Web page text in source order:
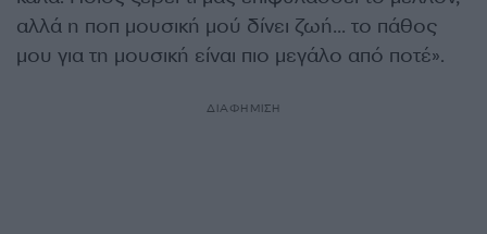
αλλά η ποπ μουσική μού δίνει ζωή… το πάθος
μου για τη μουσική είναι πιο μεγάλο από ποτέ».
ΔΙΑΦΗΜΙΣΗ